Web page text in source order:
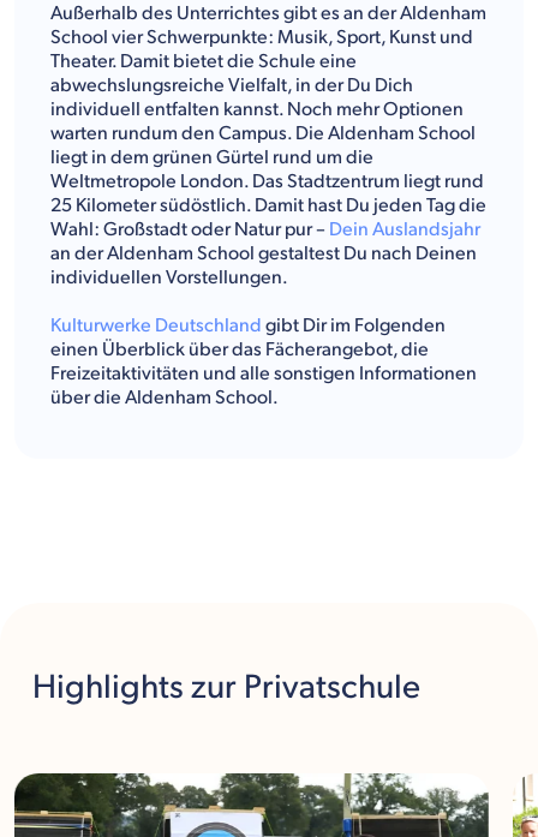
Außerhalb des Unterrichtes gibt es an der Aldenham
School vier Schwerpunkte: Musik, Sport, Kunst und
Theater. Damit bietet die Schule eine
abwechslungsreiche Vielfalt, in der Du Dich
individuell entfalten kannst. Noch mehr Optionen
warten rundum den Campus. Die Aldenham School
liegt in dem grünen Gürtel rund um die
Weltmetropole London. Das Stadtzentrum liegt rund
25 Kilometer südöstlich. Damit hast Du jeden Tag die
Wahl: Großstadt oder Natur pur – Dein Auslandsjahr
an der Aldenham School gestaltest Du nach Deinen
individuellen Vorstellungen.
Kulturwerke Deutschland gibt Dir im Folgenden
einen Überblick über das Fächerangebot, die
Freizeitaktivitäten und alle sonstigen Informationen
über die Aldenham School.
Highlights zur Privatschule